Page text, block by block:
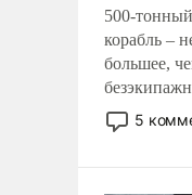
500-
корабль –
большее,
стало
5